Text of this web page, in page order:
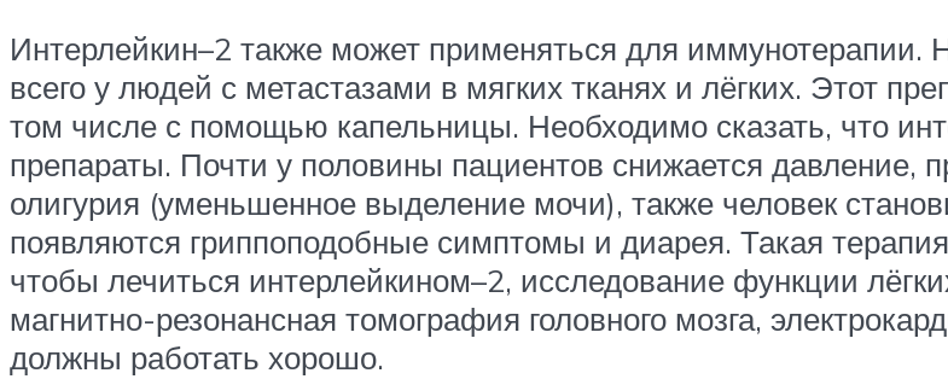
Интерлейкин–2 также может применяться для
всего у людей с метастазами в мягких тканях и лёгких. Этот
том числе с помощью капельницы. Необходимо сказать, что
препараты. Почти у половины пациентов снижается давление,
олигурия (уменьшенное выделение мочи), также человек
появляются гриппоподобные симптомы и диарея. Такая
чтобы лечиться интерлейкином–2, исследование функции
магнитно-резонансная томография головного мозга,
должны работать хорошо.